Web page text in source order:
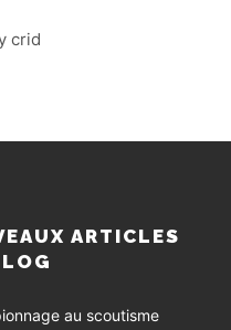
crid
ARTICLES
au scoutisme